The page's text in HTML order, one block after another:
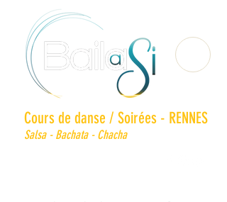
Cours de danse / Soirées - RENNES
Salsa - Bachata - Chacha